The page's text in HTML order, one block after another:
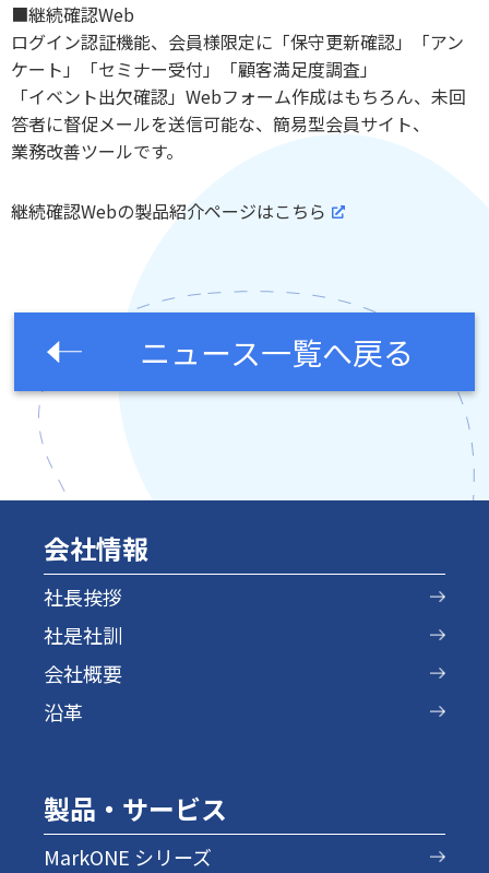
■継続確認Web
ログイン認証機能、会員様限定に「保守更新確認」「アン
ケート」「セミナー受付」「顧客満足度調査」
「イベント出欠確認」Webフォーム作成はもちろん、未回
答者に督促メールを送信可能な、簡易型会員サイト、
業務改善ツールです。
継続確認Webの製品紹介ページはこちら
ニュース一覧へ戻る
会社情報
社長挨拶
社是社訓
会社概要
沿革
製品・サービス
MarkONE シリーズ